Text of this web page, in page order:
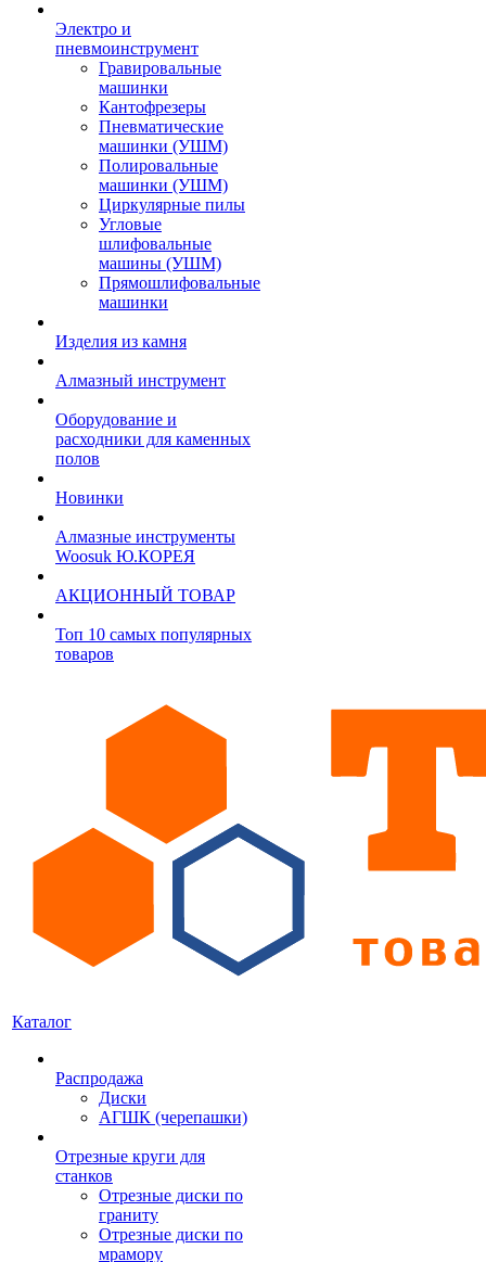
Электро и
пневмоинструмент
Гравировальные
машинки
Кантофрезеры
Пневматические
машинки (УШМ)
Полировальные
машинки (УШМ)
Циркулярные пилы
Угловые
шлифовальные
машины (УШМ)
Прямошлифовальные
машинки
Изделия из камня
Алмазный инструмент
Оборудование и
расходники для каменных
полов
Новинки
Алмазные инструменты
Woosuk Ю.КОРЕЯ
АКЦИОННЫЙ ТОВАР
Топ 10 самых популярных
товаров
Каталог
Распродажа
Диски
АГШК (черепашки)
Отрезные круги для
станков
Отрезные диски по
граниту
Отрезные диски по
мрамору